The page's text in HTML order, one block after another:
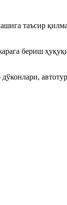
таъсир
бериш